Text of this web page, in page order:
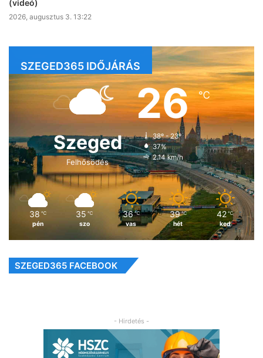
(videó)
2026, augusztus 3. 13:22
SZEGED365 IDŐJÁRÁS
Szeged
Felhősödés
26℃
38º - 23º
37%
2.14 km/h
38 ℃
pén
35 ℃
szo
36 ℃
vas
39 ℃
hét
42 ℃
ked
SZEGED365 FACEBOOK
- Hirdetés -